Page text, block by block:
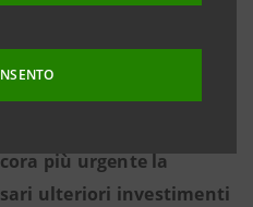
si caratterizza per forte
presenza sui
ramificate a livello
più urgente la
ulteriori investimenti